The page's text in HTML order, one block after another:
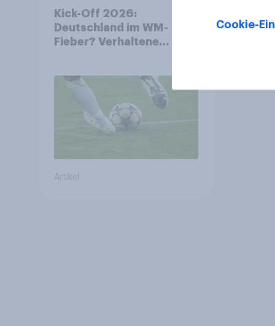
Kick-Off 2026:
Deutschland im WM-
Fieber? Verhaltene
Weltmeisterschaft
Artikel
Cookie-